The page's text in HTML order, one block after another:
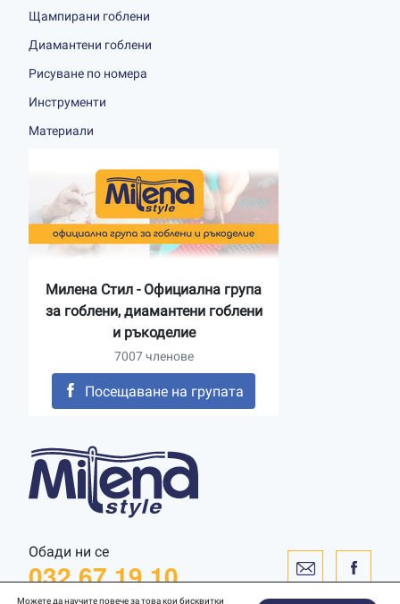
Обади ни се
032 67 19 10
Щампирани гоблени
Диамантени гоблени
Рисуване по номера
Инструменти
Материали
Милена Стил - Официална група
за гоблени, диамантени гоблени
и ръкоделие
7007 членове
Посещаване на групата
Можете да научите повече за това кои бисквитки